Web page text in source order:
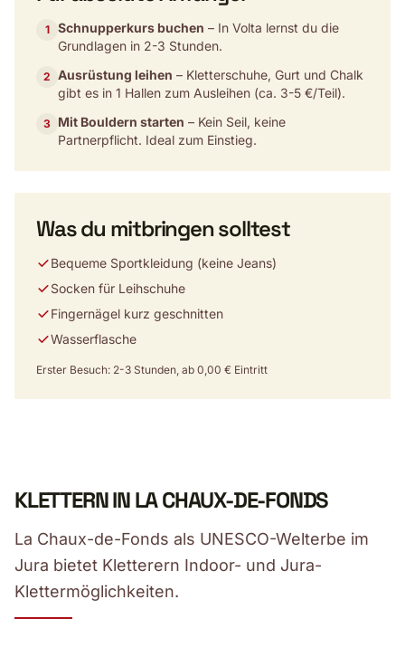
1 Schnupperkurs buchen – In Volta lernst du die
Grundlagen in 2-3 Stunden.
2 Ausrüstung leihen – Kletterschuhe, Gurt und Chalk
gibt es in 1 Hallen zum Ausleihen (ca. 3-5 €/Teil).
3 Mit Bouldern starten – Kein Seil, keine
Partnerpflicht. Ideal zum Einstieg.
Was du mitbringen solltest
Bequeme Sportkleidung (keine Jeans)
Socken für Leihschuhe
Fingernägel kurz geschnitten
Wasserflasche
Erster Besuch: 2-3 Stunden, ab 0,00 € Eintritt
KLETTERN IN LA CHAUX-DE-FONDS
La Chaux-de-Fonds als UNESCO-Welterbe im
Jura bietet Kletterern Indoor- und Jura-
Klettermöglichkeiten.